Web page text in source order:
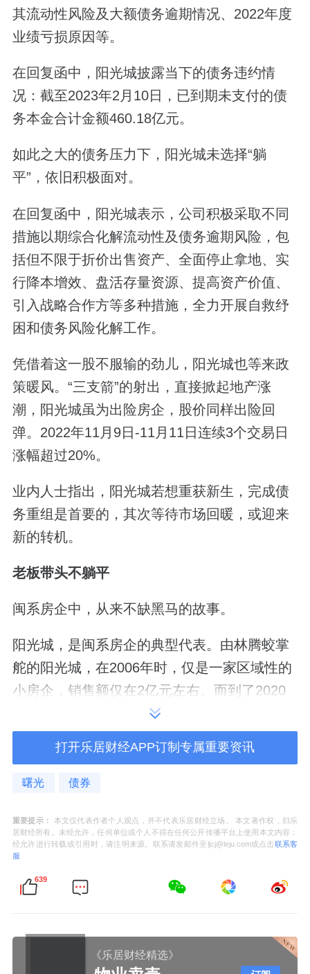
其流动性风险及大额债务逾期情况、2022年度
业绩亏损原因等。
在回复函中，阳光城披露当下的债务违约情
况：截至2023年2月10日，已到期未支付的债
务本金合计金额460.18亿元。
如此之大的债务压力下，阳光城未选择“躺
平”，依旧积极面对。
在回复函中，阳光城表示，公司积极采取不同
措施以期综合化解流动性及债务逾期风险，包
括但不限于折价出售资产、全面停止拿地、实
行降本增效、盘活存量资源、提高资产价值、
引入战略合作方等多种措施，全力开展自救纾
困和债务风险化解工作。
凭借着这一股不服输的劲儿，阳光城也等来政
策暖风。“三支箭”的射出，直接掀起地产涨
潮，阳光城虽为出险房企，股价同样出险回
弹。2022年11月9日-11月11日连续3个交易日
涨幅超过20%。
业内人士指出，阳光城若想重获新生，完成债
务重组是首要的，其次等待市场回暖，或迎来
新的转机。
老板带头不躺平
闽系房企中，从来不缺黑马的故事。
阳光城，是闽系房企的典型代表。由林腾蛟掌
舵的阳光城，在2006年时，仅是一家区域性的
小房企，销售额仅在2亿元左右。而到了2020
年，阳光城的销售额已经达到了2180亿元，14
年的时间里，翻了1000倍。
人意外。
不服输的精神，刻在闽系商人的骨子里。危机
爆发后，林腾蛟带头不躺平，押上全部身家，
与阳光城同舟共济。
在泰康系对阳光城业绩表现投下反对票的第二
天，林腾蛟即率高管团队来到了泰康总部寻求
打开乐居财经APP订制专属重要资讯
曙光 债券
重要提示：
本文仅代表作者个人观点，并不代表乐居财经立场。 本文著作权，归乐
居财经所有。未经允许，任何单位或个人不得在任何公开传播平台上使用本文内容；
经允许进行转载或引用时，请注明来源。联系请发邮件至ljcj@leju.com或点击联系客
服
639
《乐居财经精选》